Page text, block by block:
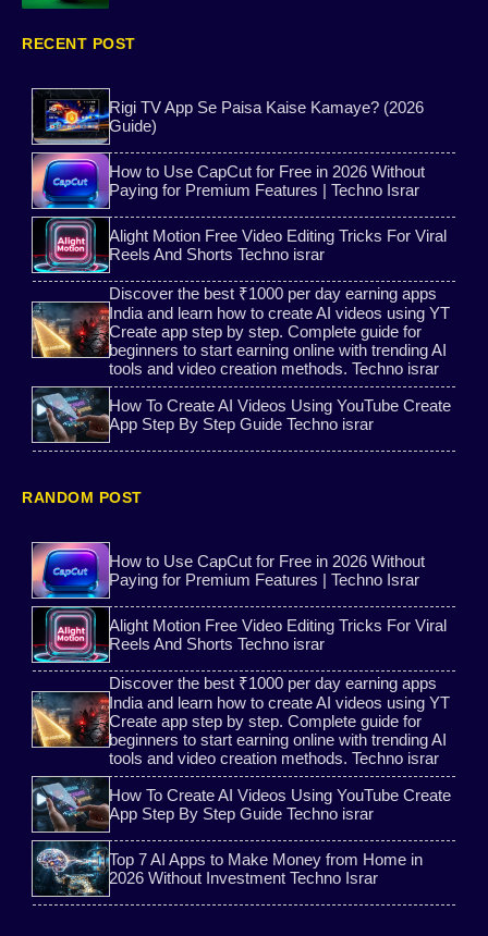
passport online apply
Temporary phone number
AI Images Generator Free Websites Game Earning
Ai voice
TextNow WhatsApp Trick Free Tone App
Temporary Number Websites Aim Tool
Website tools Special Intensive Revision
student scholarship 2026 Application
All vpn mod Ai tools
OTP Hack Instagram follower
multiple account 8 ball pool
Rigi tv show Super Fast VPN Download
WePhone Free Calls What is Lulubox Complete
RECENT POST
Rigi TV App Se Paisa Kaise Kamaye? (2026
Guide)
How to Use CapCut for Free in 2026 Without
Paying for Premium Features | Techno Israr
Alight Motion Free Video Editing Tricks For Viral
Reels And Shorts Techno israr
Discover the best ₹1000 per day earning apps
India and learn how to create AI videos using YT
Create app step by step. Complete guide for
beginners to start earning online with trending AI
tools and video creation methods. Techno israr
How To Create AI Videos Using YouTube Create
App Step By Step Guide Techno israr
RANDOM POST
How to Use CapCut for Free in 2026 Without
Paying for Premium Features | Techno Israr
Alight Motion Free Video Editing Tricks For Viral
Reels And Shorts Techno israr
Discover the best ₹1000 per day earning apps
India and learn how to create AI videos using YT
Create app step by step. Complete guide for
beginners to start earning online with trending AI
tools and video creation methods. Techno israr
How To Create AI Videos Using YouTube Create
App Step By Step Guide Techno israr
Top 7 AI Apps to Make Money from Home in
2026 Without Investment Techno Israr